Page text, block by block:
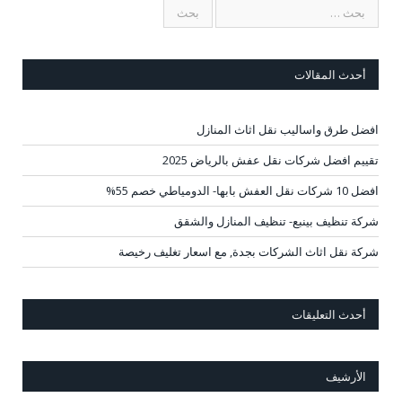
أحدث المقالات
افضل طرق واساليب نقل اثاث المنازل
تقييم افضل شركات نقل عفش بالرياض 2025
افضل 10 شركات نقل العفش بابها- الدومياطي خصم 55%
شركة تنظيف بينبع- تنظيف المنازل والشقق
شركة نقل اثاث الشركات بجدة, مع اسعار تغليف رخيصة
أحدث التعليقات
الأرشيف